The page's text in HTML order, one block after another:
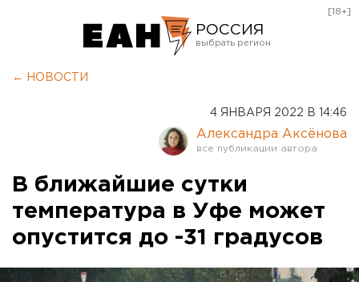
РОССИЯ
Оренбург
[18+]
← НОВОСТИ
4 ЯНВАРЯ 2022 В 14:46
Александра Аксёнова
В ближайшие сутки
температура в Уфе может
опустится до -31 градусов